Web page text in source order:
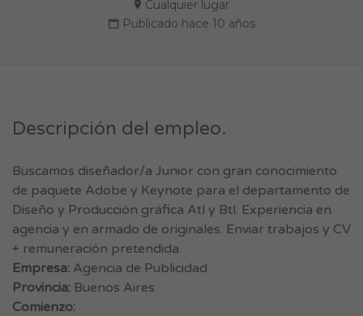
Cualquier lugar
Publicado hace 10 años
Descripción del empleo.
Buscamos diseñador/a Junior con gran conocimiento
de paquete Adobe y Keynote para el departamento de
Diseño y Producción gráfica Atl y Btl. Experiencia en
agencia y en armado de originales. Enviar trabajos y CV
+ remuneración pretendida.
Empresa: Agencia de Publicidad
Provincia: Buenos Aires
Comienzo: